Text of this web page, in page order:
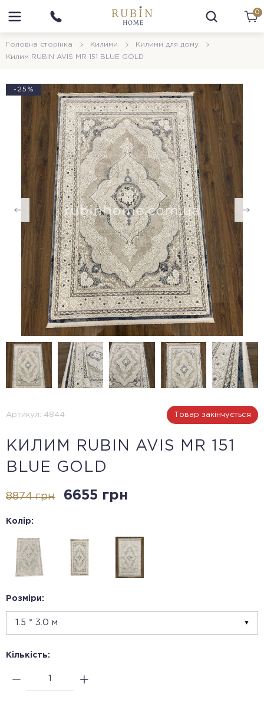
0
Головна сторінка Килими
Килими для дому
Килим RUBIN AVIS MR 151 BLUE GOLD
-25%
Артикул: 4844 Товар закінчується
КИЛИМ RUBIN AVIS MR 151
BLUE GOLD
8874 грн 6655 грн
Колір:
Розміри:
Кількість: